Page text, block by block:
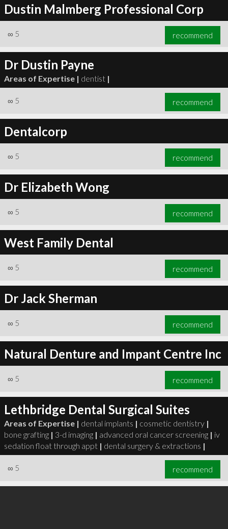
Dustin Malmberg Professional Corp
∞ 5 recommend
Dr Dustin Payne
Areas of Expertise | dentist |
∞ 5 recommend
Dentalcorp
∞ 5 recommend
Dr Elizabeth Wong
∞ 5 recommend
West Family Dental
∞ 5 recommend
Dr Jack Sherman
∞ 5 recommend
Natural Denture and Impant Centre Inc
∞ 5 recommend
Lethbridge Dental Surgical Suites
Areas of Expertise | dental implants | cosmetic dentistry |
bone grafting | 3-d imaging | advanced oral cancer screening | iv
sedation float through appt | dental surgery & extractions |
∞ 5 recommend